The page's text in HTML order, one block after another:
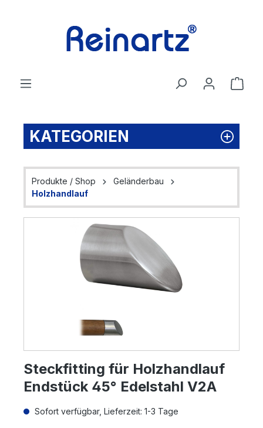
KATEGORIEN
Produkte / Shop
Geländerbau
Holzhandlauf
Bildergalerie überspringen
Steckfitting für Holzhandlauf
Endstück 45° Edelstahl V2A
Sofort verfügbar, Lieferzeit: 1-3 Tage